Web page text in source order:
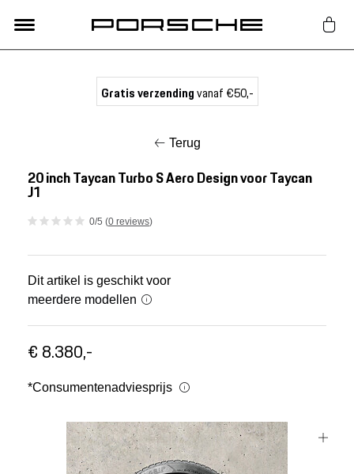
Nieuw
Mijn account
Meer Porsche
Gratis verzendingvanaf €50,-
Terug
20 inch Taycan Turbo S Aero Design voor Taycan
J1
0/5 (0 reviews)
Dit artikel is geschikt voor
meerdere modellen
€ 8.380,-
*Consumentenadviesprijs